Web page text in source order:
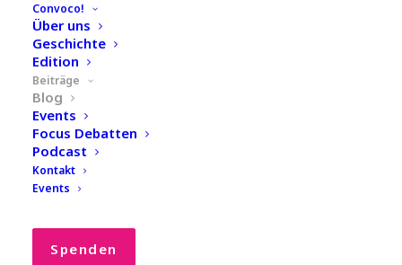
Convoco!
Über uns
Geschichte
Edition
Beiträge
Blog
Events
Focus Debatten
Podcast
Kontakt
Events
Spenden
CONVOCO!